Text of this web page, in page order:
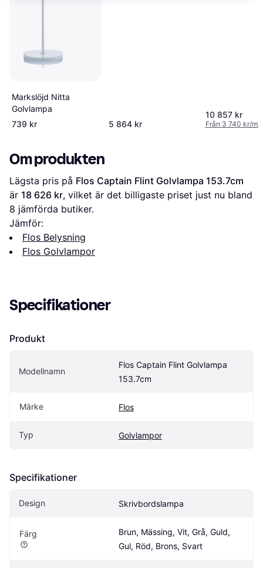
Markslöjd Nitta
Golvlampa
739 kr
5 864 kr
10 857 kr
Från 3 740 kr/
Om produkten
Lägsta pris på Flos Captain Flint Golvlampa 153.7cm
är 18 626 kr
8 jämförda butiker.
Jämför:
Flos Belysning
Flos Golvlampor
Specifikationer
Produkt
Modellnamn
Flos Captain Flint Golvlampa
153.7cm
Märke Flos
Typ Golvlampor
Specifikationer
Design Skrivbordslampa
Färg
Brun, Mässing, Vit, Grå, Guld,
Gul, Röd, Brons, Svart